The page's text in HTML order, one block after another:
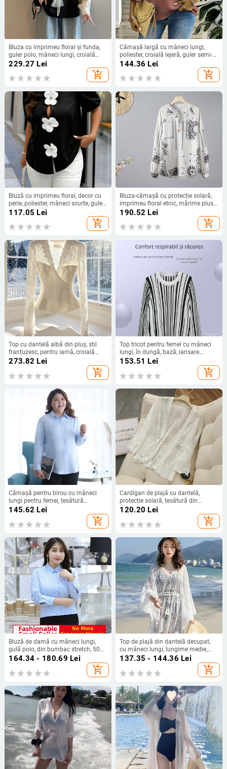
Bluza cu imprimeu floral și funda,
guler polo, mâneci lungi, croială
lejeră, țesătură poliester-spandex,
japonez-coreean
229.27 Lei
add_shopping_cart
Cămașă largă cu mâneci lungi,
poliester, croială lejeră, guler semi-
deschis, stil casual japonez-
144.36 Lei
add_shopping_cart
Bluză cu imprimeu floral, decor cu
perle, poliester, mâneci scurte, guler
cu nasturi
117.05 Lei
add_shopping_cart
Bluza-cămașă cu protecție solară,
imprimeu floral etnic, mărime plus,
croială lejeră pentru toamnă
190.52 Lei
add_shopping_cart
Top cu dantelă albă din pluș, stil
franțuzesc, pentru iarnă, croială
slim, decolteu în V, cu glugă
273.82 Lei
add_shopping_cart
Top tricot pentru femei cu mâneci
lungi, în dungă, bază, lansare
primăvara 2025, țesătură Tr, PVC
153.51 Lei
add_shopping_cart
Cămașă pentru birou cu mâneci
lungi pentru femei, țesătură
poliester, spandex (<30%), guler tip
145.62 Lei
add_shopping_cart
Cardigan de plajă cu dantelă,
protecție solară, țesătură din
bumbac amestec, model geometric,
croială lejeră, lungime medie (50–
65 cm)
120.20 Lei
add_shopping_cart
Bluză de damă cu mâneci lungi,
gulă polo, din bumbac stretch, 50–
70% bumbac și sub 30% elastan,
164.34 - 180.69 Lei
add_shopping_cart
Top de plajă din dantelă decupat,
cu mâneci lungi, lungime medie,
amestec de bumbac
137.35 - 144.36 Lei
add_shopping_cart